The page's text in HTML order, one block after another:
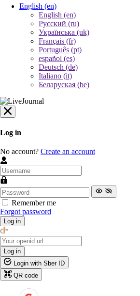
English (en)
English (en)
Русский (ru)
Українська (uk)
Français (fr)
Português (pt)
español (es)
Deutsch (de)
Italiano (it)
Беларуская (be)
Log in
No account? Create an account
Remember me
Forgot password
Log in
Log in
Login with Sber ID
QR code